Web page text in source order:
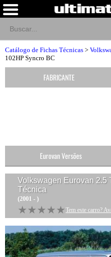
Catálogo de Fichas Técnicas >
102HP Syncro BC
Volkswagen Eurovan 2.5
Técnica
(2001 - )
★★★★★
★★★★★ Tem este carro?
FABRICANTE
Eurovan Versões